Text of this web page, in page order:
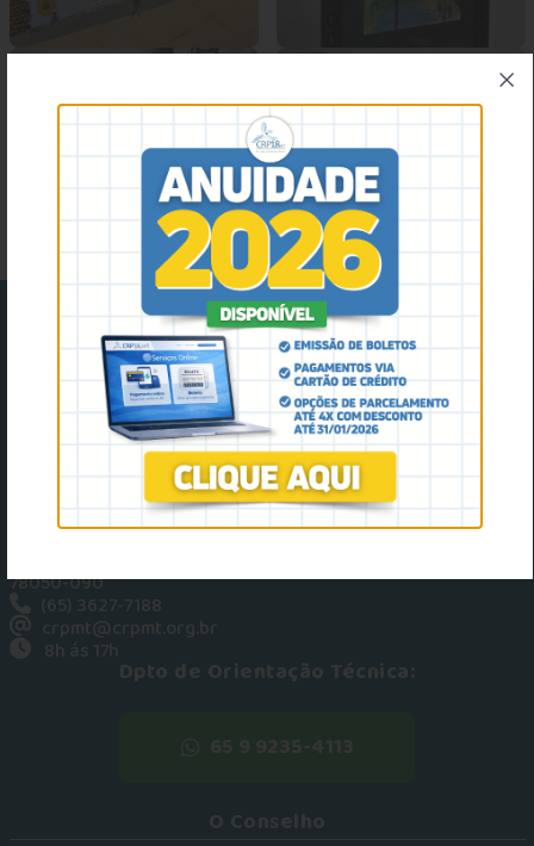
facebookinstagram
youtubeTwitter
78050-090
(65) 3627-7188
crpmt@crpmt.org.br
8h ás 17h
Dpto de Orientação Técnica:
O Conselho